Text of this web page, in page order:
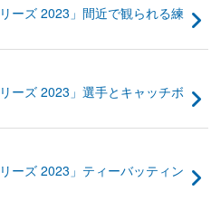
ーズ 2023」間近で観られる練
ーズ 2023」選手とキャッチボ
ーズ 2023」ティーバッティン